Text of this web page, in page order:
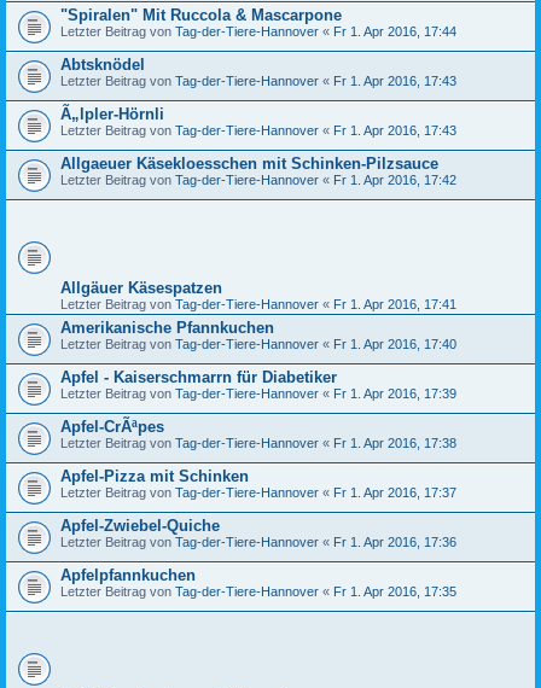
"Spiralen" Mit Ruccola & Mascarpone
Letzter Beitrag von Tag-der-Tiere-Hannover « Fr 1. Apr 2016, 17:44
Abtsknödel
Letzter Beitrag von Tag-der-Tiere-Hannover « Fr 1. Apr 2016, 17:43
Ã„lpler-Hörnli
Letzter Beitrag von Tag-der-Tiere-Hannover « Fr 1. Apr 2016, 17:43
Allgaeuer Käsekloesschen mit Schinken-Pilzsauce
Letzter Beitrag von Tag-der-Tiere-Hannover « Fr 1. Apr 2016, 17:42
Allgäuer Käsespatzen
Letzter Beitrag von Tag-der-Tiere-Hannover « Fr 1. Apr 2016, 17:41
Amerikanische Pfannkuchen
Letzter Beitrag von Tag-der-Tiere-Hannover « Fr 1. Apr 2016, 17:40
Apfel - Kaiserschmarrn für Diabetiker
Letzter Beitrag von Tag-der-Tiere-Hannover « Fr 1. Apr 2016, 17:39
Apfel-CrÃªpes
Letzter Beitrag von Tag-der-Tiere-Hannover « Fr 1. Apr 2016, 17:38
Apfel-Pizza mit Schinken
Letzter Beitrag von Tag-der-Tiere-Hannover « Fr 1. Apr 2016, 17:37
Apfel-Zwiebel-Quiche
Letzter Beitrag von Tag-der-Tiere-Hannover « Fr 1. Apr 2016, 17:36
Apfelpfannkuchen
Letzter Beitrag von Tag-der-Tiere-Hannover « Fr 1. Apr 2016, 17:35